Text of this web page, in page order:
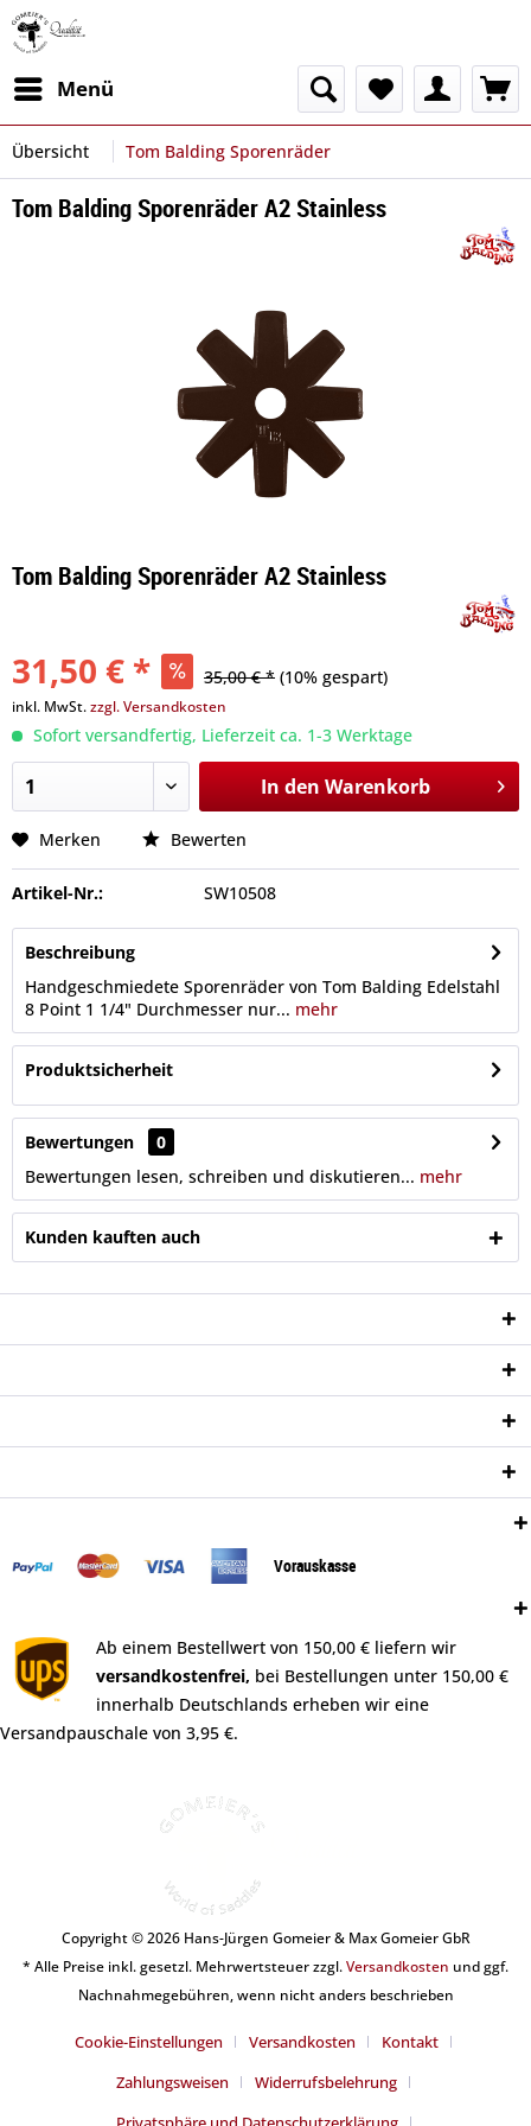
Menü
Übersicht Tom Balding Sporenräder
Tom Balding Sporenräder A2 Stainless
Tom Balding Sporenräder A2 Stainless
31,50 € * 35,00 € * (10% gespart)
inkl. MwSt.zzgl. Versandkosten
Sofort versandfertig, Lieferzeit ca. 1-3 Werktage
In den Warenkorb
Merken Bewerten
Artikel-Nr.: SW10508
Beschreibung
Handgeschmiedete Sporenräder von Tom Balding Edelstahl
8 Point 1 1/4" Durchmesser nur... mehr
Produktsicherheit
Bewertungen
0
Bewertungen lesen, schreiben und diskutieren... mehr
Kunden kauften auch
Vorauskasse
Ab einem Bestellwert von 150,00 € liefern wir
versandkostenfrei, bei Bestellungen unter 150,00 €
innerhalb Deutschlands erheben wir eine
Versandpauschale von 3,95 €.
Copyright © 2026 Hans-Jürgen Gomeier & Max Gomeier GbR
* Alle Preise inkl. gesetzl. Mehrwertsteuer zzgl.Versandkosten und ggf.
Nachnahmegebühren, wenn nicht anders beschrieben
Cookie-Einstellungen Versandkosten
Kontakt
Zahlungsweisen
Widerrufsbelehrung